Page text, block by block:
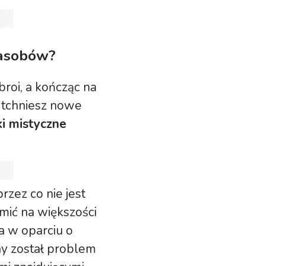
a kończąc na
nowe
mistyczne
co nie jest
na większości
w oparciu o
został problem